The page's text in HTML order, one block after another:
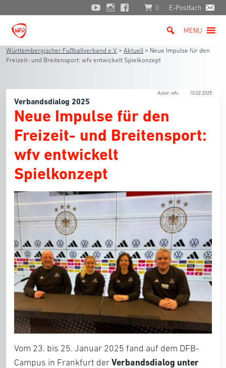
0 E-Postfach
MENU
Württembergischer Fußballverband e.V. > Aktuell > Neue Impulse für den
Freizeit- und Breitensport: wfv entwickelt Spielkonzept
Autor: wfv 10.02.2025
Verbandsdialog 2025
Neue Impulse für den
Freizeit- und Breitensport:
wfv entwickelt
Spielkonzept
Vom 23. bis 25. Januar 2025 fand auf dem DFB-
Campus in Frankfurt der Verbandsdialog unter